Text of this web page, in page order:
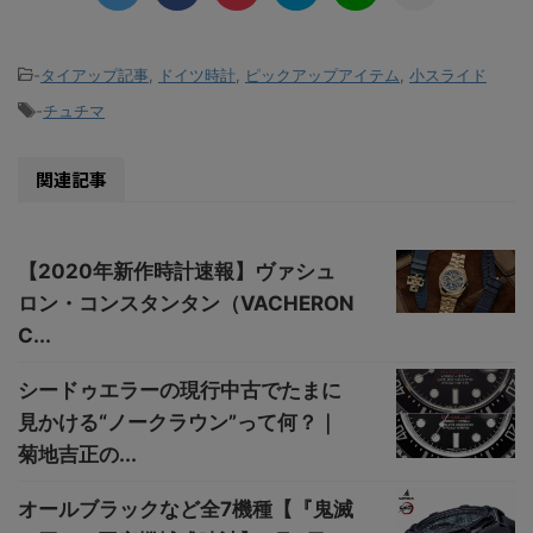
-タイアップ記事 ドイツ時計 ピックアップアイテム
小スライド
-チュチマ
関連記事
【2020年新作時計速報】ヴァシュ
ロン・コンスタンタン（VACHERON
C...
シードゥエラーの現行中古でたまに
見かける“ノークラウン”って何？｜
菊地吉正の...
オールブラックなど全7機種【『鬼滅